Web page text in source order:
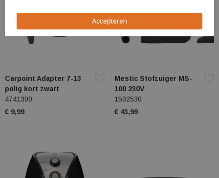
Carpoint Adapter 7-13
polig kort zwart
4741300
€ 9,99
Mestic Stofzuiger MS-
100 230V
1502530
€ 43,99